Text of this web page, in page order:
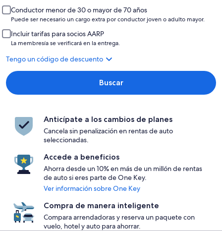
Conductor menor de 30 o mayor de 70 años
Puede ser necesario un cargo extra por conductor joven o adulto mayor.
Incluir tarifas para socios AARP
La membresía se verificará en la entrega.
Tengo un código de descuento
Buscar
Anticípate a los cambios de planes
Cancela sin penalización en rentas de auto
seleccionadas.
Accede a beneficios
Ahorra desde un 10% en más de un millón de rentas
de auto si eres parte de One Key.
Ver información sobre One Key
Compra de manera inteligente
Compara arrendadoras y reserva un paquete con
vuelo, hotel y auto para ahorrar.